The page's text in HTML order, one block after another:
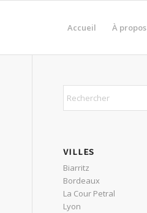
Accueil À propos
VILLES
Biarritz
Bordeaux
La Cour Petral
Lyon